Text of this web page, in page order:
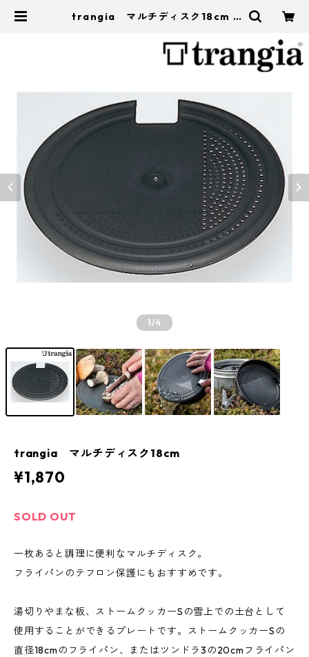
trangia マルチディスク18cm |
1/4
trangia マルチディスク18cm
¥1,870
SOLD OUT
一枚あると調理に便利なマルチディスク。
フライパンのテフロン保護にもおすすめです。
湯切りやまな板、ストームクッカーSの雪上での土台として
使用することができるプレートです。ストームクッカーSの
直径18cmのフライパン、またはツンドラ3の20cmフライパン